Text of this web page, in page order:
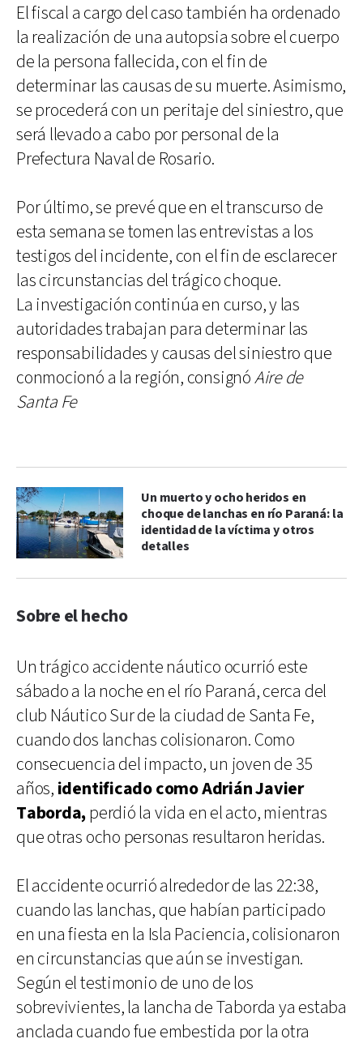
El fiscal a cargo del caso también ha ordenado
la realización de una autopsia sobre el cuerpo
de la persona fallecida, con el fin de
determinar las causas de su muerte. Asimismo,
se procederá con un peritaje del siniestro, que
será llevado a cabo por personal de la
Prefectura Naval de Rosario.
Por último, se prevé que en el transcurso de
esta semana se tomen las entrevistas a los
testigos del incidente, con el fin de esclarecer
las circunstancias del trágico choque.
La investigación continúa en curso, y las
autoridades trabajan para determinar las
responsabilidades y causas del siniestro que
conmocionó a la región, consignóAire de
Santa Fe
Un muerto y ocho heridos en
choque de lanchas en río Paraná: la
identidad de la víctima y otros
detalles
Sobre el hecho
Un trágico accidente náutico ocurrió este
sábado a la noche en el río Paraná, cerca del
club Náutico Sur de la ciudad de Santa Fe,
cuando dos lanchas colisionaron. Como
consecuencia del impacto, un joven de 35
años, identificado como Adrián Javier
Taborda,perdió la vida en el acto, mientras
que otras ocho personas resultaron heridas.
El accidente ocurrió alrededor de las 22:38,
cuando las lanchas, que habían participado
en una fiesta en la Isla Paciencia, colisionaron
en circunstancias que aún se investigan.
Según el testimonio de uno de los
sobrevivientes, la lancha de Taborda ya estaba
anclada cuando fue embestida por la otra